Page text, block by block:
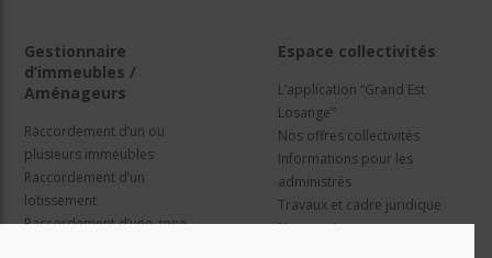
Gestionnaire
d’immeubles /
Aménageurs
Raccordement d’un ou
plusieurs immeubles
Raccordement d’un
lotissement
Raccordement d’une zone
Espace collectivités
L’application “Grand Est
Losange”
Nos offres collectivités
Informations pour les
administrés
Travaux et cadre juridique
Nos services